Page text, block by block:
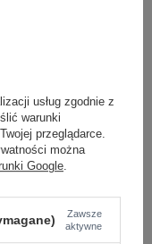
usług zgodnie z
warunki
przeglądarce.
można
Google
Zawsze
aktywne